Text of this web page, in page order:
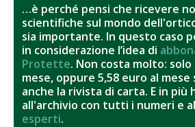
…è perché pensi che ricevere
scientifiche sul mondo
sia importante. In questo caso
in considerazione l’idea di
Protette. Non costa molto: solo
mese, oppure 5,58 euro al
anche la rivista di carta. E in più
all'archivio con tutti i numeri e
esperti.